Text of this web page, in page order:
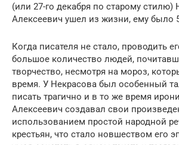
(или 27-го декабря по старому стилю)
Алексеевич ушел из жизни, ему было
Когда писателя не стало, проводить
большое количество людей,
творчество, несмотря на мороз,
время. У Некрасова был особенный
писать трагично и в то же время
Алексеевич создавал свои
использованием простой народной
крестьян, что стало новшеством его